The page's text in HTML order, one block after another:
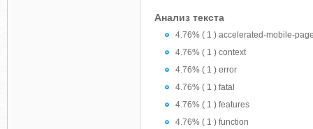
Анализ текста
4.76% ( 1 ) accelerated-mobile-
4.76% ( 1 ) context
4.76% ( 1 ) error
4.76% ( 1 ) fatal
4.76% ( 1 ) features
4.76% ( 1 ) function